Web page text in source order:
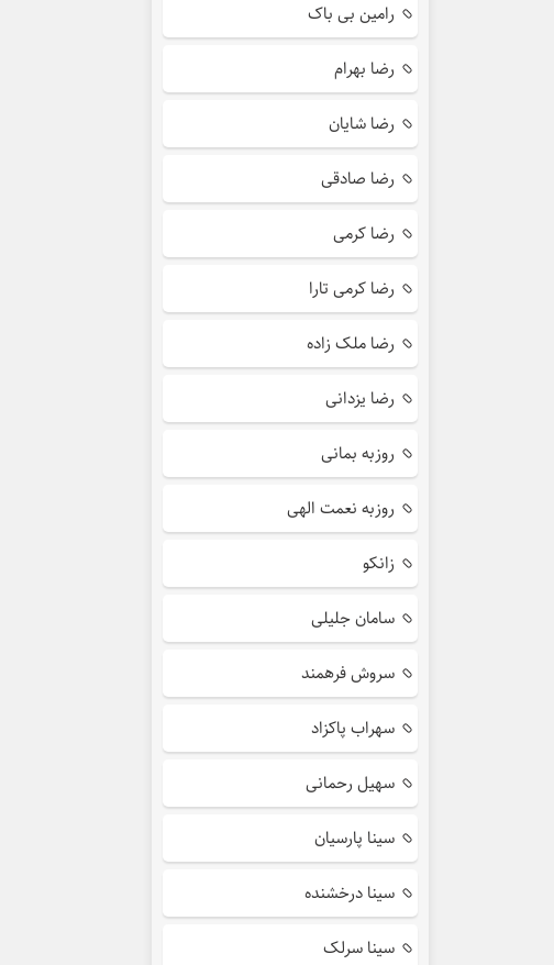
رامین بی باک
رضا بهرام
رضا شایان
رضا صادقی
رضا کرمی
رضا کرمی تارا
رضا ملک زاده
رضا یزدانی
روزبه بمانی
روزبه نعمت الهی
زانکو
سامان جلیلی
سروش فرهمند
سهراب پاکزاد
سهیل رحمانی
سینا پارسیان
سینا درخشنده
سینا سرلک